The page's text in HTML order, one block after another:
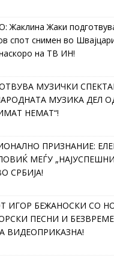
Жаклина Жаки
спот снимен во
на ТВ ИН!
МУЗИЧКИ
МУЗИКА ДЕЛ
НЕМАТ“!
ПРИЗНАНИЕ:
МЕЃУ
СРБИЈА!
ИГОР БЕЖАНОСКИ СО
ПЕСНИ И
ВИДЕОПРИКАЗНА!